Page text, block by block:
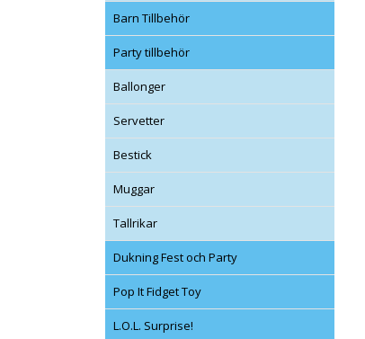
Barn Tillbehör
Party tillbehör
Ballonger
Servetter
Bestick
Muggar
Tallrikar
Dukning Fest och Party
Pop It Fidget Toy
L.O.L. Surprise!